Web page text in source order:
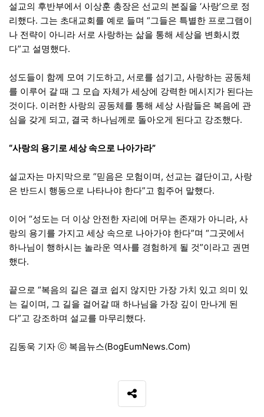
설교의 후반부에서 이상훈 총장은 선교의 본질을 ‘사랑’으로 정
리했다. 그는 초대교회를 예로 들며 “그들은 특별한 프로그램이
나 전략이 아니라 서로 사랑하는 삶을 통해 세상을 변화시켰
다”고 설명했다.
성도들이 함께 모여 기도하고, 서로를 섬기고, 사랑하는 공동체
를 이루어 갈 때 그 모습 자체가 세상에 강력한 메시지가 된다는
것이다. 이러한 사랑의 공동체를 통해 세상 사람들은 복음에 관
심을 갖게 되고, 결국 하나님께로 돌아오게 된다고 강조했다.
“사랑의 용기로 세상 속으로 나아가라”
설교자는 마지막으로 “믿음은 모험이며, 선교는 결단이고, 사랑
은 반드시 행동으로 나타나야 한다”고 힘주어 말했다.
이어 “성도는 더 이상 안전한 자리에 머무는 존재가 아니라, 사
랑의 용기를 가지고 세상 속으로 나아가야 한다”며 “그곳에서
하나님이 행하시는 놀라운 역사를 경험하게 될 것”이라고 권면
했다.
끝으로 “복음의 길은 결코 쉽지 않지만 가장 가치 있고 의미 있
는 길이며, 그 길을 걸어갈 때 하나님을 가장 깊이 만나게 된
다”고 강조하며 설교를 마무리했다.
김동욱 기자 ⓒ 복음뉴스(BogEumNews.Com)
SNS 공유